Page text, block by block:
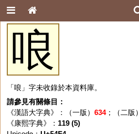
哴
「哴」字未收錄於本資料庫。
請參見有關條目：
《漢語大字典》：（一版） 634；（二版）
《康熙字典》： 119 (5)